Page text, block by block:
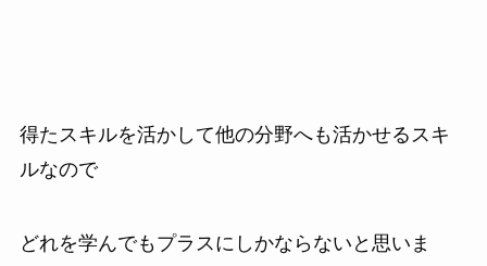
得たスキルを活かして他の分野へも活かせるスキ
ルなので
どれを学んでもプラスにしかならないと思いま